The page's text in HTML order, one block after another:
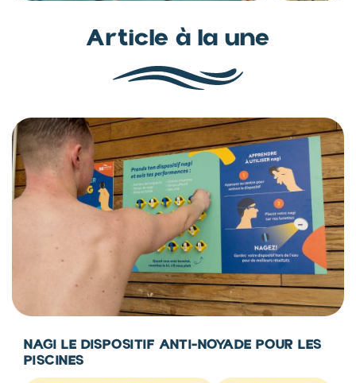
Article à la une
NAGI LE DISPOSITIF ANTI-NOYADE POUR LES
PISCINES